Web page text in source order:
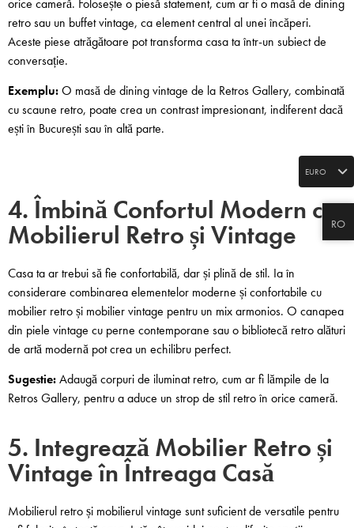
orice cameră. Folosește o piesă statement, cum ar fi o masă de dining
retro sau un buffet vintage, ca element central al unei încăperi.
Aceste piese atrăgătoare pot transforma casa ta într-un subiect de
conversație.
Exemplu:O masă de dining vintage de la Retros Gallery, combinată
cu scaune retro, poate crea un contrast impresionant, indiferent dacă
ești în București sau în altă parte.
4. Îmbină Confortul Modern cu
Mobilierul Retro și Vintage
Casa ta ar trebui să fie confortabilă, dar și plină de stil. Ia în
considerare combinarea elementelor moderne și confortabile cu
mobilier retro și mobilier vintage pentru un mix armonios. O canapea
din piele vintage cu perne contemporane sau o bibliotecă retro alături
de artă modernă pot crea un echilibru perfect.
Sugestie:Adaugă corpuri de iluminat retro, cum ar fi lămpile de la
Retros Gallery, pentru a aduce un strop de stil retro în orice cameră.
5. Integrează Mobilier Retro și
Vintage în Întreaga Casă
Mobilierul retro și mobilierul vintage sunt suficient de versatile pentru
EURO
RO